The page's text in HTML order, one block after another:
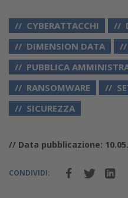
CYBERATTACCHI
DIMENSION DATA
PUBBLICA
RANSOMWARE
SICUREZZA
// Data pubblicazione:
CONDIVIDI: